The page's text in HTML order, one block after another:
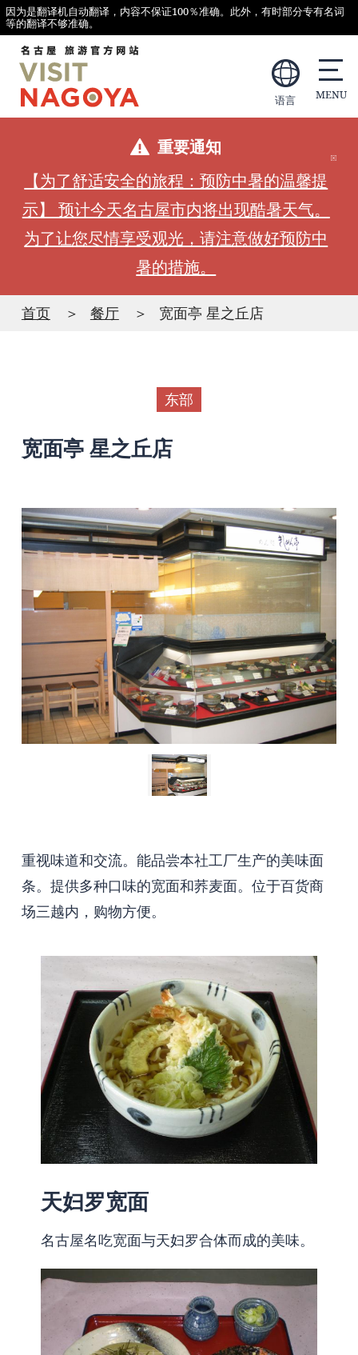
因为是翻译机自动翻译，内容不保证100％准确。此外，有时部分专有名词
等的翻译不够准确。
语言
重要通知
【为了舒适安全的旅程：预防中暑的温馨提
示】 预计今天名古屋市内将出现酷暑天气。
为了让您尽情享受观光，请注意做好预防中
暑的措施。
首页 餐厅 宽面亭 星之丘店
东部
宽面亭 星之丘店
重视味道和交流。能品尝本社工厂生产的美味面
条。提供多种口味的宽面和荞麦面。位于百货商
场三越内，购物方便。
天妇罗宽面
名古屋名吃宽面与天妇罗合体而成的美味。